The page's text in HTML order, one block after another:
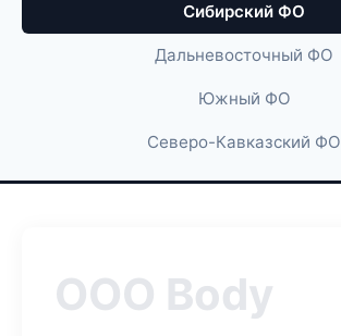
Сибирский ФО
Дальневосточный ФО
Южный ФО
Северо-Кавказский ФО
ООО Body